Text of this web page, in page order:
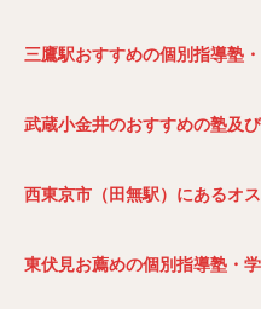
三鷹駅おすすめの個別指導塾
武蔵小金井のおすすめの塾及
西東京市（田無駅）にあるオ
東伏見お薦めの個別指導塾・